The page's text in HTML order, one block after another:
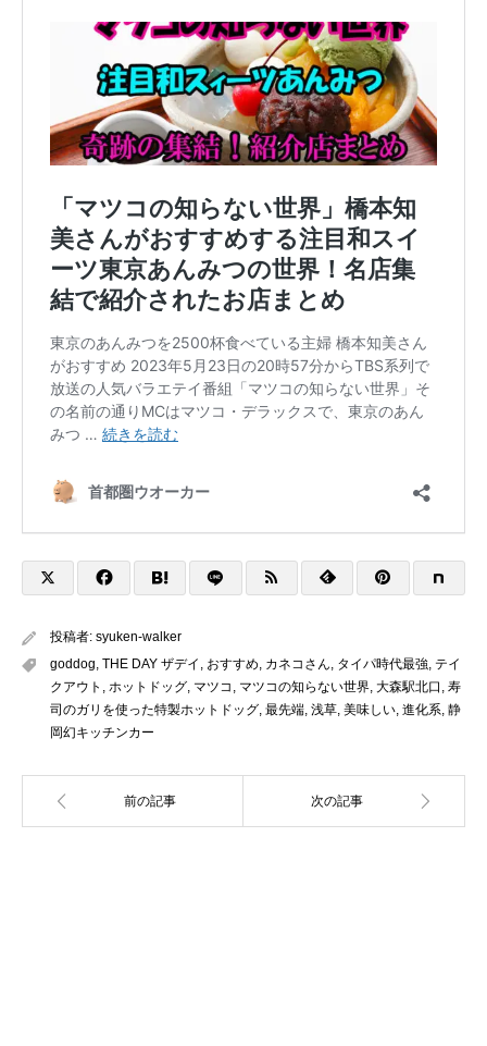
投稿者: syuken-walker
goddog, THE DAY ザデイ , おすすめ, カネコさん, タイパ時代最強, テイ
クアウト , ホットドッグ, マツコ , マツコの知らない世界, 大森駅北口 , 寿
司のガリを使った特製ホットドッグ, 最先端, 浅草, 美味しい, 進化系, 静
岡幻キッチンカー